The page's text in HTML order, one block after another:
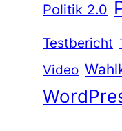
Politik 2.0
Testbericht
Video